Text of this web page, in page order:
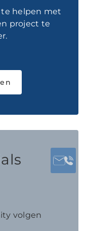
te helpen met
project te
volgen